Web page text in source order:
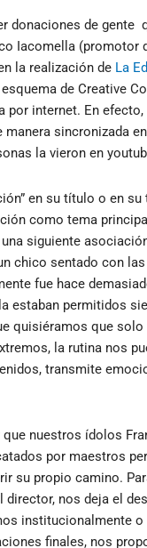
donaciones de gente
Iacomella (promotor
la realización de La
de Creative
por internet. En efecto,
sincronizada
la vieron en
en su título o en su
como tema
una siguiente
chico sentado con
fue hace
estaban permitidos
quisiéramos que
la rutina nos
transmite
nuestros ídolos
por maestros
su propio camino.
nos deja el
institucionalmente
finales, nos